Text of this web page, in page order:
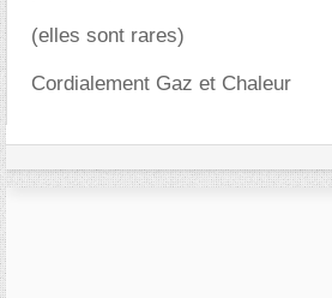
(elles sont rares)
Cordialement Gaz et Chaleur